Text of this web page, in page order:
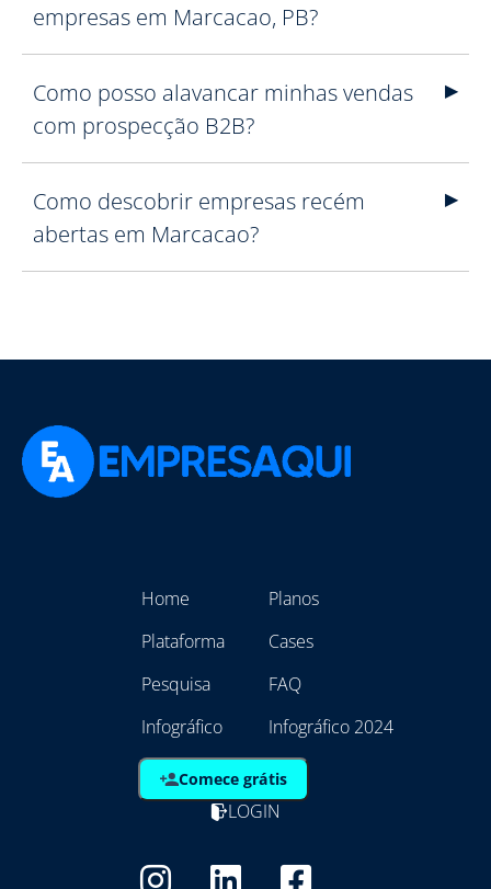
empresas em Marcacao, PB?
Como posso alavancar minhas vendas
com prospecção B2B?
Como descobrir empresas recém
abertas em Marcacao?
Home
Plataforma
Pesquisa
Infográfico
Planos
Cases
FAQ
Infográfico 2024
Comece grátis
LOGIN